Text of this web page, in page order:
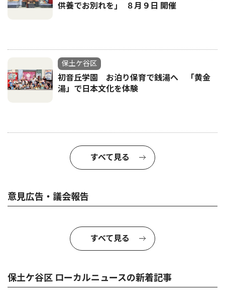
供養でお別れを｣ ８月９日 開催
保土ケ谷区
初音丘学園 お泊り保育で銭湯へ 「黄金
湯」で日本文化を体験
すべて見る
意見広告・議会報告
すべて見る
保土ケ谷区 ローカルニュースの新着記事